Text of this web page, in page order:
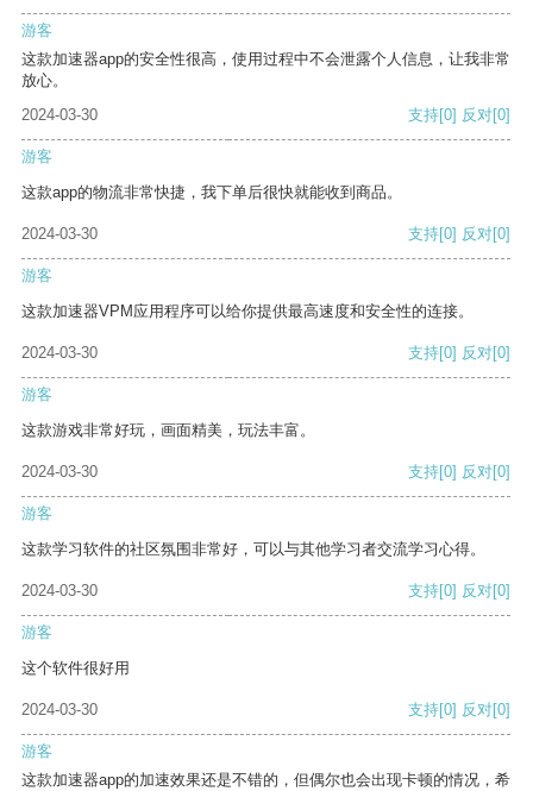
游客
这款加速器app的安全性很高，使用过程中不会泄露个人信息，让我非常
放心。
2024-03-30
支持[0] 反对[0]
游客
这款app的物流非常快捷，我下单后很快就能收到商品。
2024-03-30 支持[0] 反对[0]
游客
这款加速器VPM应用程序可以给你提供最高速度和安全性的连接。
2024-03-30 支持[0] 反对[0]
游客
这款游戏非常好玩，画面精美，玩法丰富。
2024-03-30 支持[0] 反对[0]
游客
这款学习软件的社区氛围非常好，可以与其他学习者交流学习心得。
2024-03-30 支持[0] 反对[0]
游客
这个软件很好用
2024-03-30 支持[0] 反对[0]
游客
这款加速器app的加速效果还是不错的，但偶尔也会出现卡顿的情况，希